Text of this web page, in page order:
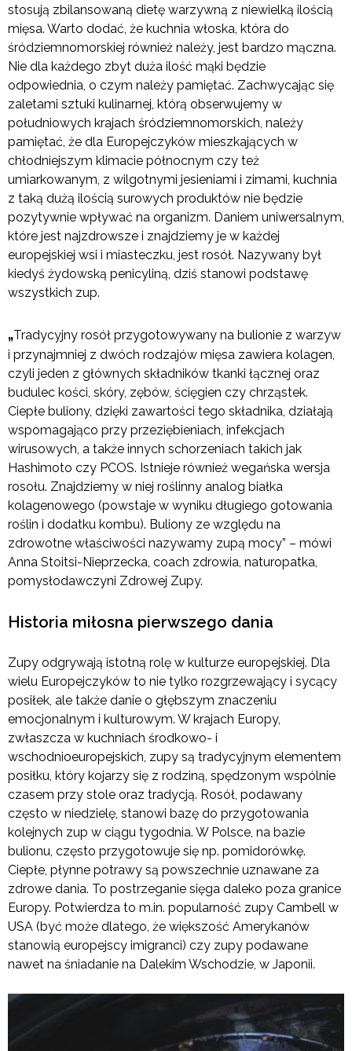
stosują zbilansowaną dietę warzywną z niewielką ilością
mięsa. Warto dodać, że kuchnia włoska, która do
śródziemnomorskiej również należy, jest bardzo mączna.
Nie dla każdego zbyt duża ilość mąki będzie
odpowiednia, o czym należy pamiętać. Zachwycając się
zaletami sztuki kulinarnej, którą obserwujemy w
południowych krajach śródziemnomorskich, należy
pamiętać, że dla Europejczyków mieszkających w
chłodniejszym klimacie północnym czy też
umiarkowanym, z wilgotnymi jesieniami i zimami, kuchnia
z taką dużą ilością surowych produktów nie będzie
pozytywnie wpływać na organizm. Daniem uniwersalnym,
które jest najzdrowsze i znajdziemy je w każdej
europejskiej wsi i miasteczku, jest rosół. Nazywany był
kiedyś żydowską penicyliną, dziś stanowi podstawę
wszystkich zup.
„Tradycyjny rosół przygotowywany na bulionie z warzyw
i przynajmniej z dwóch rodzajów mięsa zawiera kolagen,
czyli jeden z głównych składników tkanki łącznej oraz
budulec kości, skóry, zębów, ścięgien czy chrząstek.
Ciepłe buliony, dzięki zawartości tego składnika, działają
wspomagająco przy przeziębieniach, infekcjach
wirusowych, a także innych schorzeniach takich jak
Hashimoto czy PCOS. Istnieje również wegańska wersja
rosołu. Znajdziemy w niej roślinny analog białka
kolagenowego (powstaje w wyniku długiego gotowania
roślin i dodatku kombu). Buliony ze względu na
zdrowotne właściwości nazywamy zupą mocy” – mówi
Anna Stoitsi-Nieprzecka, coach zdrowia, naturopatka,
pomysłodawczyni Zdrowej Zupy.
Historia miłosna pierwszego dania
Zupy odgrywają istotną rolę w kulturze europejskiej. Dla
wielu Europejczyków to nie tylko rozgrzewający i sycący
posiłek, ale także danie o głębszym znaczeniu
emocjonalnym i kulturowym. W krajach Europy,
zwłaszcza w kuchniach środkowo- i
wschodnioeuropejskich, zupy są tradycyjnym elementem
posiłku, który kojarzy się z rodziną, spędzonym wspólnie
czasem przy stole oraz tradycją. Rosół, podawany
często w niedzielę, stanowi bazę do przygotowania
kolejnych zup w ciągu tygodnia. W Polsce, na bazie
bulionu, często przygotowuje się np. pomidorówkę.
Ciepłe, płynne potrawy są powszechnie uznawane za
zdrowe dania. To postrzeganie sięga daleko poza granice
Europy. Potwierdza to m.in. popularność zupy Cambell w
USA (być może dlatego, że większość Amerykanów
stanowią europejscy imigranci) czy zupy podawane
nawet na śniadanie na Dalekim Wschodzie, w Japonii.